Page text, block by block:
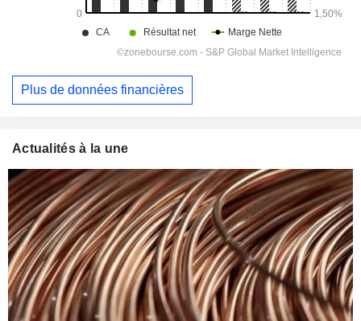
Plus de données financières
Actualités à la une